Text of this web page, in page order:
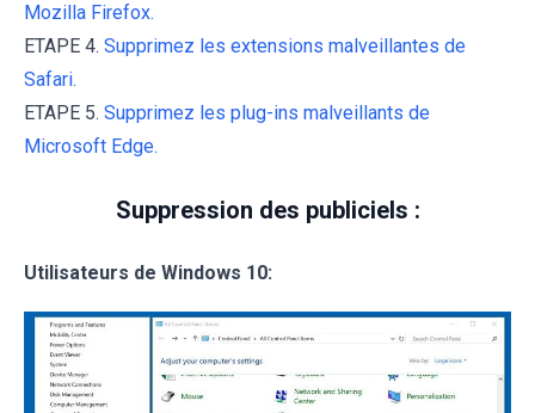
Mozilla Firefox.
ETAPE 4. Supprimez les extensions malveillantes de
Safari.
ETAPE 5. Supprimez les plug-ins malveillants de
Microsoft Edge.
Suppression des publiciels :
Utilisateurs de Windows 10: